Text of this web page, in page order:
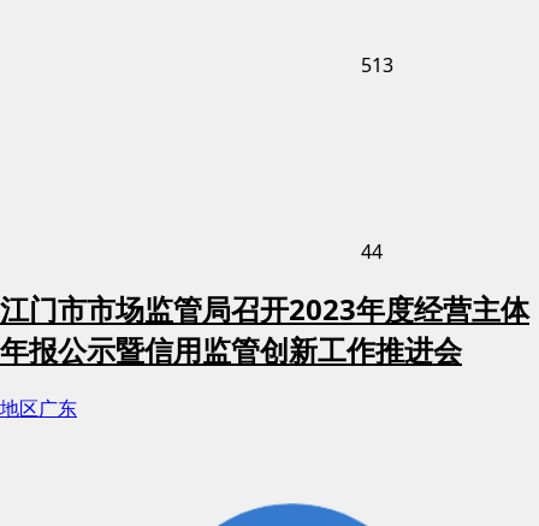
513
44
江门市市场监管局召开2023年度经营主体
年报公示暨信用监管创新工作推进会
地区广东